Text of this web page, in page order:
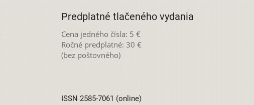
Predplatné tlačeného vydania
Cena jedného čísla: 5 €
Ročné predplatné: 30 €
(bez poštovného)
ISSN 2585-7061 (online)